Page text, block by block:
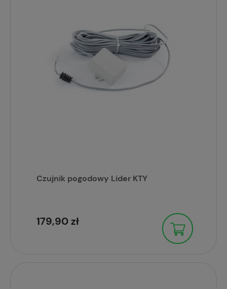
Czujnik pogodowy Lider KTY
179,90 zł